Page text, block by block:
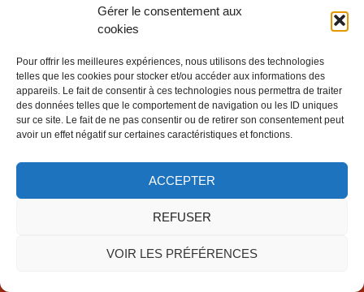
Gérer le consentement aux
cookies
Pour offrir les meilleures expériences, nous utilisons des technologies
telles que les cookies pour stocker et/ou accéder aux informations des
appareils. Le fait de consentir à ces technologies nous permettra de traiter
des données telles que le comportement de navigation ou les ID uniques
sur ce site. Le fait de ne pas consentir ou de retirer son consentement peut
avoir un effet négatif sur certaines caractéristiques et fonctions.
ACCEPTER
REFUSER
VOIR LES PRÉFÉRENCES
des corrections de façon valide et fiable est
beaucoup plus complexe que l’on ne l’imagine.
»
Télécharger la fiche de lecture.
PLAN DU SITE-DÉCLARATION D'ACCESSIBILITÉ